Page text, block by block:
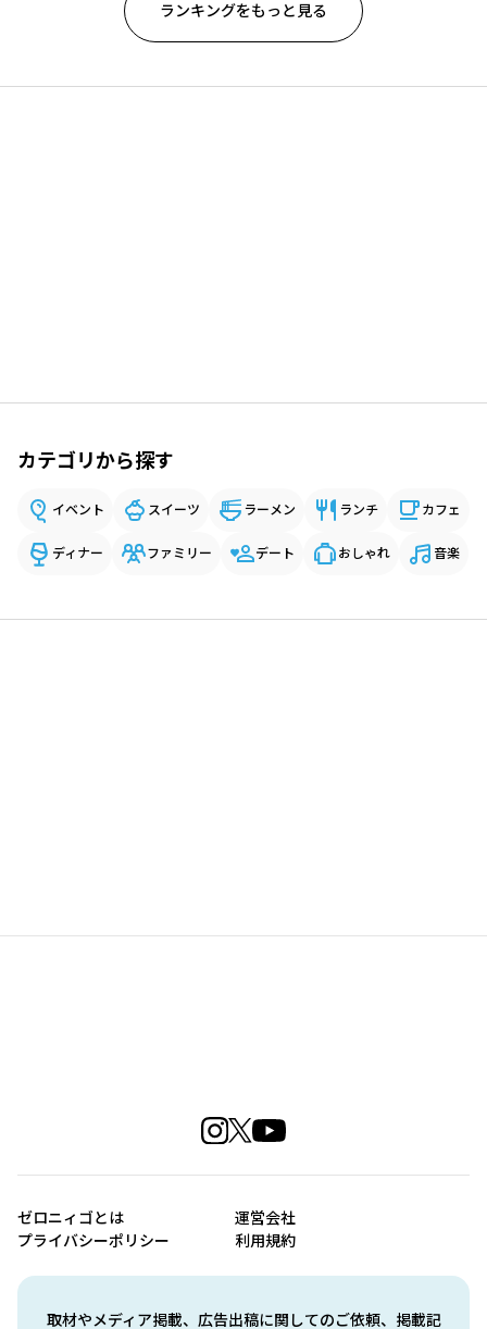
ランキングをもっと見る
カテゴリから探す
イベント スイーツ ラーメン ランチ カフェ
ディナー ファミリー デート おしゃれ 音楽
取材やメディア掲載、広告出稿に関してのご依頼、掲載記
ゼロニィゴとは
運営会社
プライバシーポリシー
利用規約